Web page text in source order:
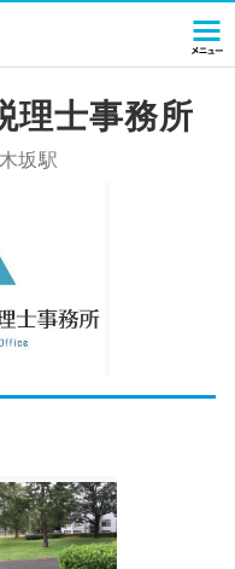
理士事務所
坂駅